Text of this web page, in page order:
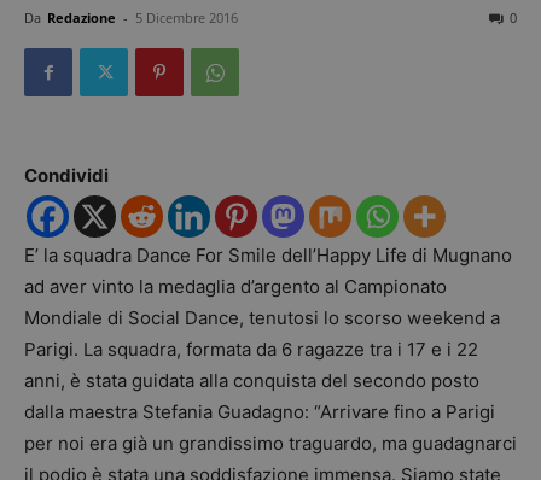
Da Redazione - 5 Dicembre 2016 0
Condividi
E’ la squadra Dance For Smile dell’Happy Life di Mugnano
ad aver vinto la medaglia d’argento al Campionato
Mondiale di Social Dance, tenutosi lo scorso weekend a
Parigi. La squadra, formata da 6 ragazze tra i 17 e i 22
anni, è stata guidata alla conquista del secondo posto
dalla maestra Stefania Guadagno: “Arrivare fino a Parigi
per noi era già un grandissimo traguardo, ma guadagnarci
il podio è stata una soddisfazione immensa. Siamo state